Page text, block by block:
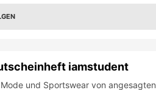
iamstudent
und Sportswear von angesagten